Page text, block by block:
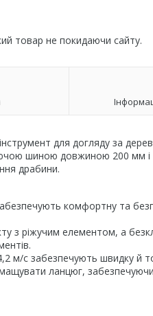
товар не покидаючи сайту.
для догляду за
шиною довжиною 200 мм і
драбини.
комфортну та
з ріжучим елементом, а
м/с забезпечують швидку й
ланцюг, забезпечуючи